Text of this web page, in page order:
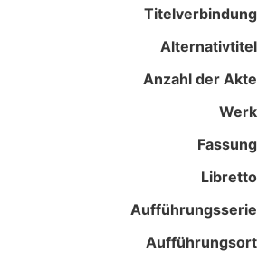
Titelverbindung
Alternativtitel
Anzahl der Akte
Werk
Fassung
Libretto
Aufführungsserie
Aufführungsort